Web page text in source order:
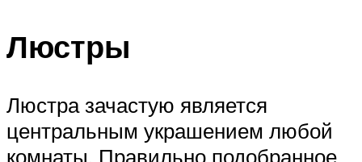
Люстры
Люстра зачастую является
центральным украшением любой
комнаты. Правильно подобранное